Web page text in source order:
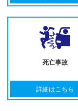
死亡事故
詳細はこちら